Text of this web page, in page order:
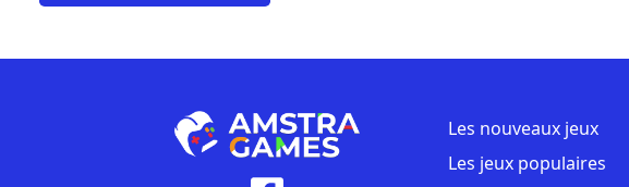
Les nouveaux jeux
Les jeux populaires